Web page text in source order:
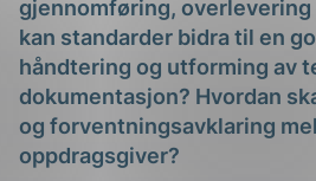
gjennomføring, overlevering
kan standarder bidra til en
håndtering og utforming av
dokumentasjon? Hvordan
og forventningsavklaring
oppdragsgiver?